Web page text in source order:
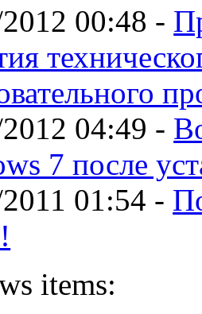
00:48 -
04:49 -
7 после
01:54 -
items: